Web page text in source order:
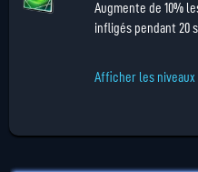
Augmente de 10%
infligés pendant 20
Afficher les niveaux